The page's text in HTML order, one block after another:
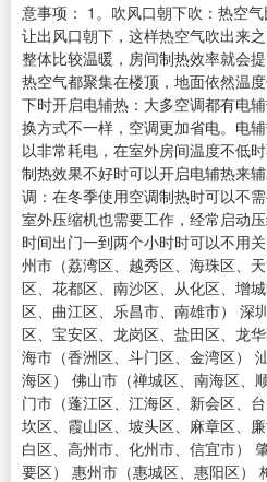
意事项： 1。吹风口朝下吹：热空
让出风口朝下，这样热空气吹出来
整体比较温暖，房间制热效率就会
热空气都聚集在楼顶，地面依然温
下时开启电辅热：大多空调都有电
换方式不一样，空调更加省电。电
以非常耗电，在室外房间温度不低
制热效果不好时可以开启电辅热来
调：在冬季使用空调制热时可以不
室外压缩机也需要工作，经常启动
时间出门一到两个小时时可以不用
州市（荔湾区、越秀区、海珠区、
区、花都区、南沙区、从化区、增
区、曲江区、乐昌市、南雄市） 深
区、宝安区、龙岗区、盐田区、龙
海市（香洲区、斗门区、金湾区）
海区） 佛山市（禅城区、南海区、
门市（蓬江区、江海区、新会区、
坎区、霞山区、坡头区、麻章区、
白区、高州市、化州市、信宜市）
要区） 惠州市（惠城区、惠阳区）